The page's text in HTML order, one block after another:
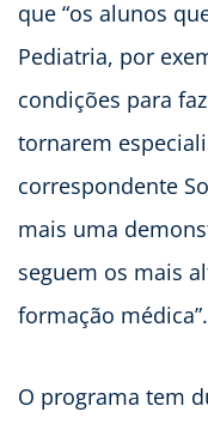
que “os alunos
Pediatria, por
condições para
tornarem
correspondente
mais uma
seguem os mais
formação médica”.
O programa tem